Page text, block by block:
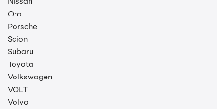
for:
Ora
Porsche
Scion
Subaru
Toyota
Volkswagen
VOLT
Volvo